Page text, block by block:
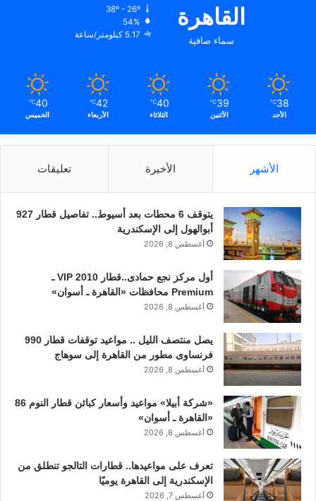
القاهرة
سماء صافية
38º - 26º
54%
5.17 كيلومتر/ساعة
38
℃
الأحد
39
℃
الأثنين
40
℃
الثلاثاء
42
℃
الأربعاء
40
℃
الخميس
الأشهر الأخيرة تعليقات
يتوقف 6 محطات بعد أسيوط.. تفاصيل قطار 927
أبوالهول إلى الإسكندرية
أغسطس 8, 2026
أول مركز نجع حمادى..قطار 2010 VIP ـ
Premium محافظات «القاهرة ـ أسوان»
أغسطس 8, 2026
يصل منتصف الليل .. مواعيد توقفات قطار 990
فرنساوى مطور من القاهرة إلى سوهاج
أغسطس 8, 2026
«شركة أبيلا» مواعيد وأسعار كبائن قطار النوم 86
«القاهرة ـ أسوان»
أغسطس 8, 2026
تعرف على مواعيدها.. قطارات التالجو تنطلق من
الإسكندرية إلى القاهرة يوميًا
أغسطس 7, 2026